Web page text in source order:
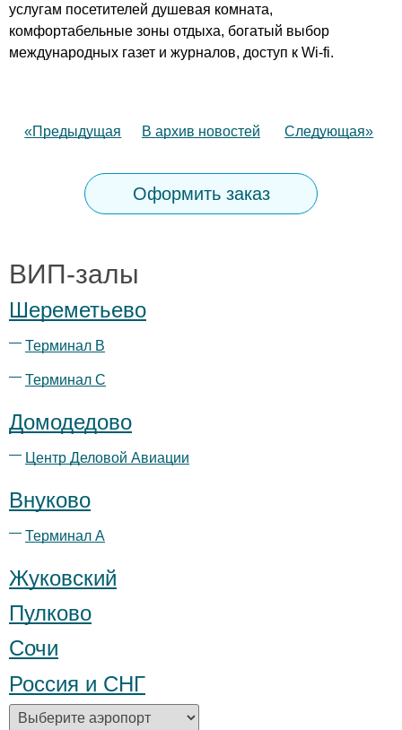
услугам посетителей душевая комната,
комфортабельные зоны отдыха, богатый выбор
международных газет и журналов, доступ к Wi-fi.
«Предыдущая В архив новостей Следующая»
Оформить заказ
ВИП-залы
Шереметьево
Терминал B
Терминал С
Домодедово
Центр Деловой Авиации
Внуково
Терминал А
Жуковский
Пулково
Сочи
Россия и СНГ